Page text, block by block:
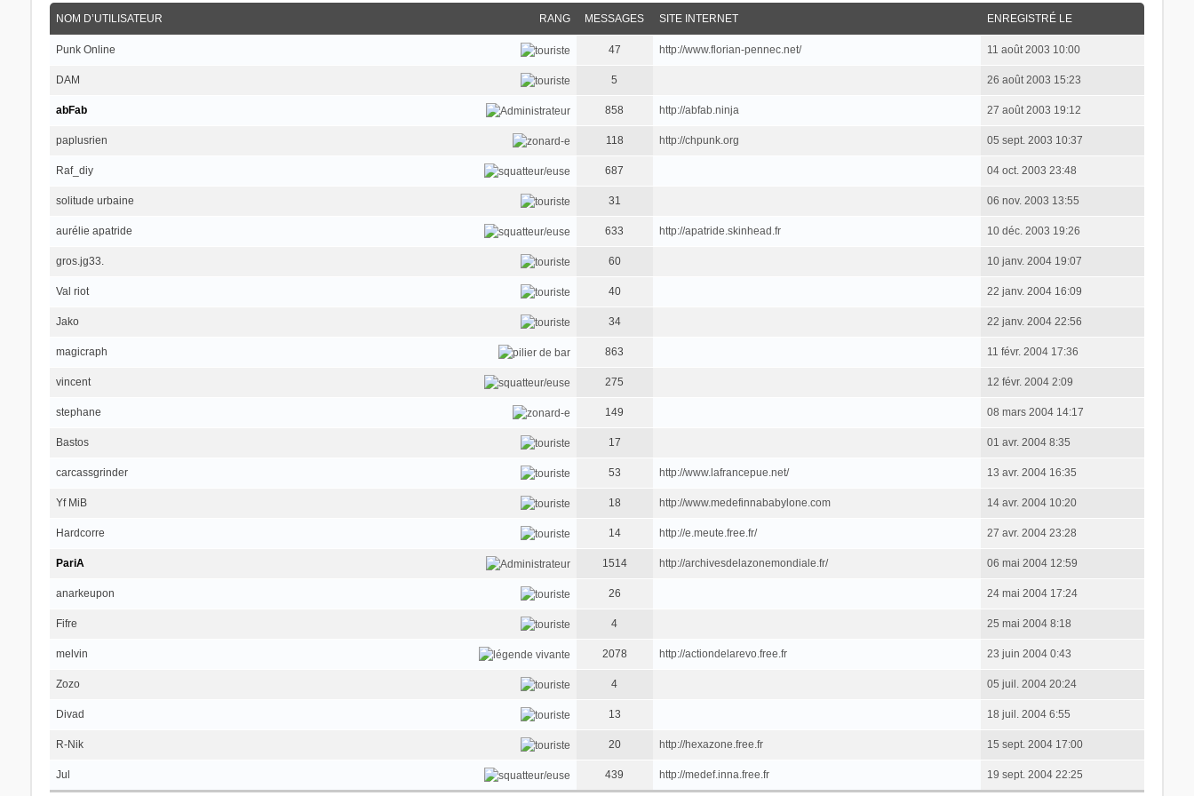
RANG
NOM D’UTILISATEUR MESSAGES SITE INTERNET ENREGISTRÉ LE
Punk Online 47 http://www.florian-pennec.net/ 11 août 2003 10:00
DAM 5 26 août 2003 15:23
abFab 858 http://abfab.ninja 27 août 2003 19:12
paplusrien 118 http://chpunk.org 05 sept. 2003 10:37
Raf_diy 687 04 oct. 2003 23:48
solitude urbaine 31 06 nov. 2003 13:55
aurélie apatride 633 http://apatride.skinhead.fr 10 déc. 2003 19:26
gros.jg33. 60 10 janv. 2004 19:07
Val riot 40 22 janv. 2004 16:09
Jako 34 22 janv. 2004 22:56
magicraph 863 11 févr. 2004 17:36
vincent 275 12 févr. 2004 2:09
stephane 149 08 mars 2004 14:17
Bastos 17 01 avr. 2004 8:35
carcassgrinder 53 http://www.lafrancepue.net/ 13 avr. 2004 16:35
Yf MiB 18 http://www.medefinnababylone.com 14 avr. 2004 10:20
Hardcorre 14 http://e.meute.free.fr/ 27 avr. 2004 23:28
PariA 1514 http://archivesdelazonemondiale.fr/ 06 mai 2004 12:59
anarkeupon 26 24 mai 2004 17:24
Fifre 4 25 mai 2004 8:18
melvin 2078 http://actiondelarevo.free.fr 23 juin 2004 0:43
Zozo 4 05 juil. 2004 20:24
Divad 13 18 juil. 2004 6:55
R-Nik 20 http://hexazone.free.fr 15 sept. 2004 17:00
Jul 439 http://medef.inna.free.fr 19 sept. 2004 22:25